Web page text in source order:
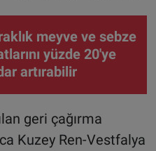
meyve ve sebze
yüzde 20'ye
artırabilir
geri çağırma
Kuzey Ren-Vestfalya